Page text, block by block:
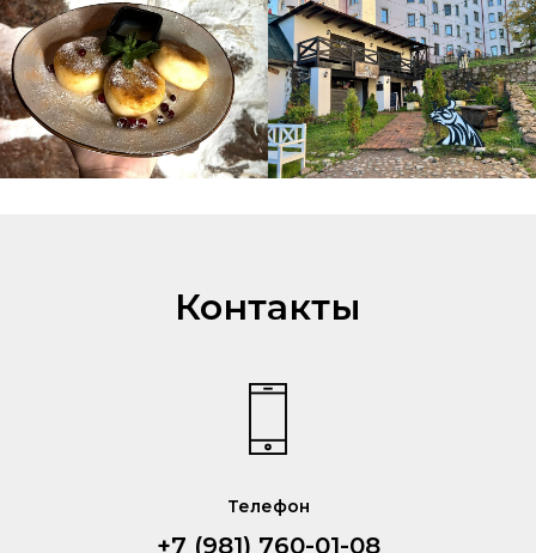
Контакты
Телефон
+7 (981) 760-01-08